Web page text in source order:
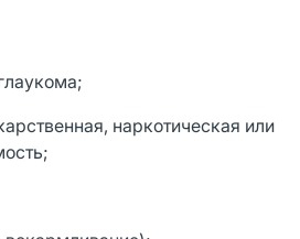
наркотическая или